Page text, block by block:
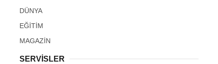
DÜNYA
EĞİTİM
MAGAZİN
SERVİSLER